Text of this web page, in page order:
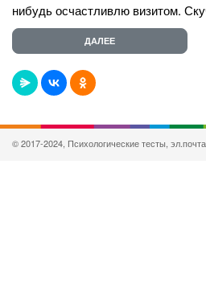
нибудь осчастливлю визитом.
© 2017-2024, Психологические тесты,